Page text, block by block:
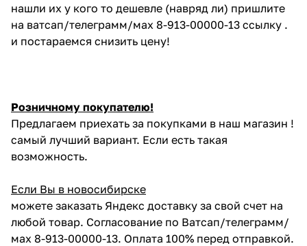
нашли их у кого то дешевле (навряд ли) пришлите
на ватсап/телеграмм/мах 8-913-00000-13 ссылку .
и постараемся снизить цену!
Розничному покупателю!
Предлагаем приехать за покупками в наш магазин !
самый лучший вариант. Если есть такая
возможность.
Если Вы в новосибирске
можете заказать Яндекс доставку за свой счет на
любой товар. Согласование по Ватсап/телеграмм/
мах 8-913-00000-13. Оплата 100% перед отправкой.